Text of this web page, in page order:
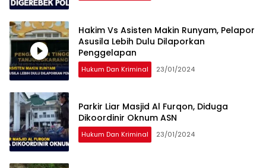
Hakim Vs Asisten Makin Runyam, Pelapor
Asusila Lebih Dulu Dilaporkan
Penggelapan
Hukum Dan Kriminal 23/01/2024
Parkir Liar Masjid Al Furqon, Diduga
Dikoordinir Oknum ASN
Hukum Dan Kriminal 23/01/2024